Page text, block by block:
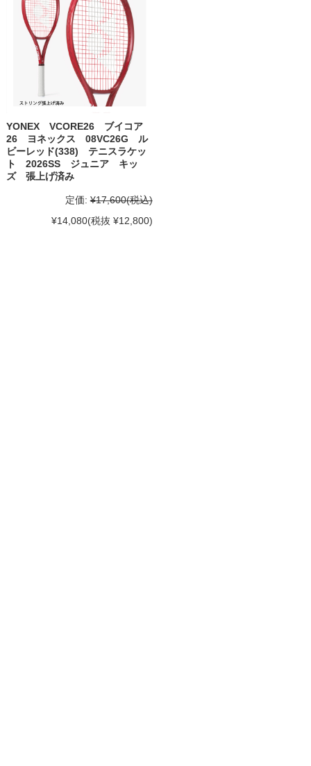
YONEX VCORE26 ブイコア
26 ヨネックス 08VC26G ル
ビーレッド(338) テニスラケッ
ト 2026SS ジュニア キッ
ズ 張上げ済み
定価: ¥17,600(税込)
¥14,080(税抜 ¥12,800)